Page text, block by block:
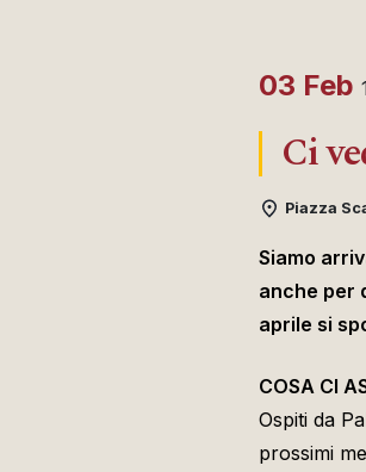
03 Feb
Ci
Piazza
Siamo
anche per
aprile si
COSA CI
Ospiti da
prossimi